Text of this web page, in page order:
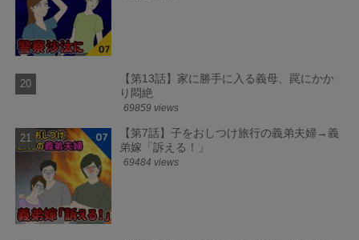
【第13話】家に勝手に入る義母、罠にかか
り悶絶
69859 views
【第7話】子をおしつけ旅行の義弟夫婦→義
弟嫁「訴える！」
69484 views